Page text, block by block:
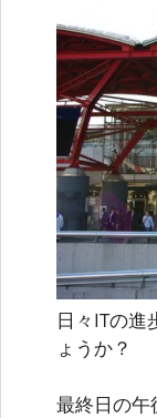
日々ITの進
ょうか？
最終日の午